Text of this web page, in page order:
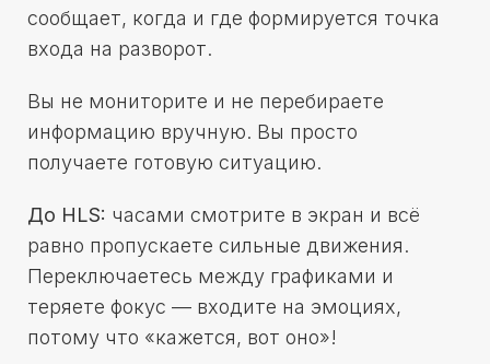
сообщает, когда и где формируется точка
входа на разворот.
Вы не мониторите и не перебираете
информацию вручную. Вы просто
получаете готовую ситуацию.
До HLS: часами смотрите в экран и всё
равно пропускаете сильные движения.
Переключаетесь между графиками и
теряете фокус — входите на эмоциях,
потому что «кажется, вот оно»!